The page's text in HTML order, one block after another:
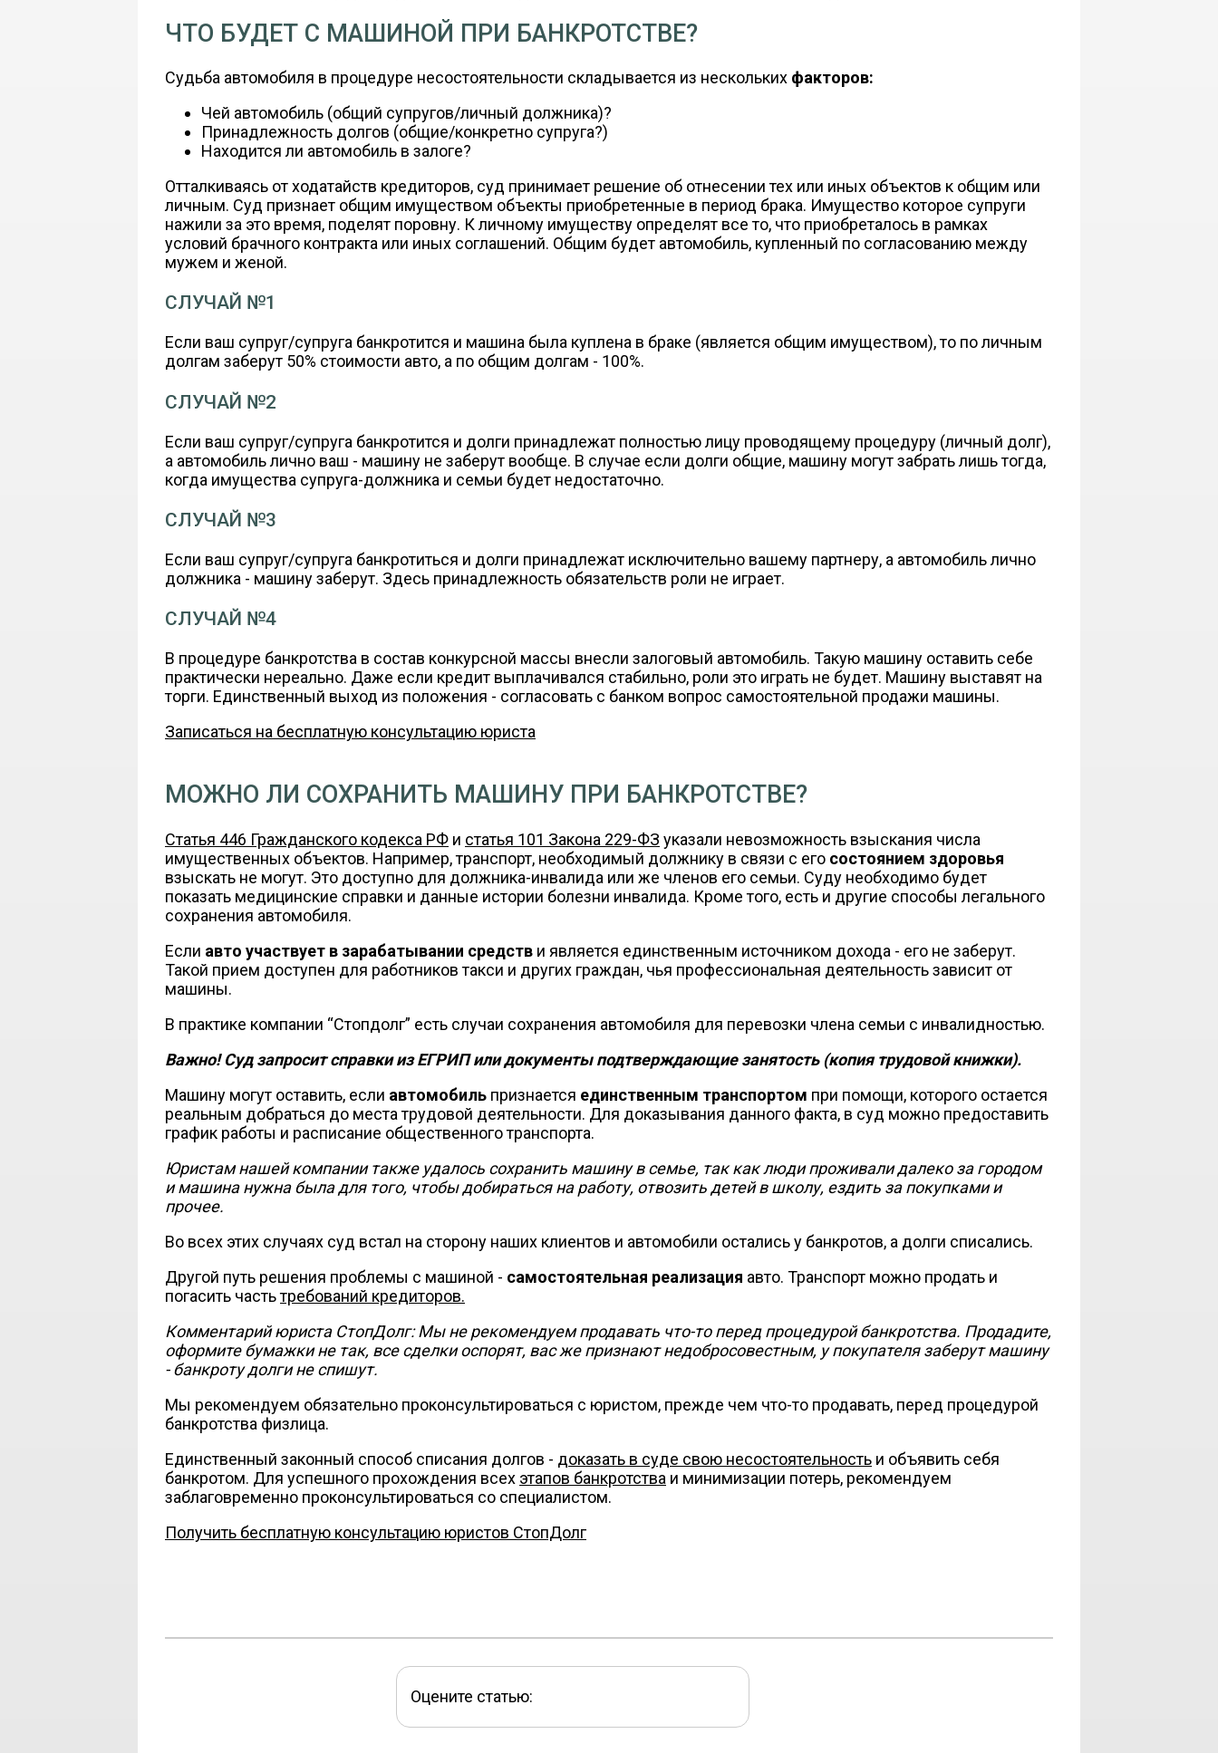
ЧТО БУДЕТ С МАШИНОЙ ПРИ БАНКРОТСТВЕ?
Судьба автомобиля в процедуре несостоятельности складывается из нескольких факторов:
Чей автомобиль (общий супругов/личный должника)?
Принадлежность долгов (общие/конкретно супруга?)
Находится ли автомобиль в залоге?
Отталкиваясь от ходатайств кредиторов, суд принимает решение об отнесении тех или иных объектов к общим или
личным. Суд признает общим имуществом объекты приобретенные в период брака. Имущество которое супруги
нажили за это время, поделят поровну. К личному имуществу определят все то, что приобреталось в рамках
условий брачного контракта или иных соглашений. Общим будет автомобиль, купленный по согласованию между
мужем и женой.
СЛУЧАЙ №1
Если ваш супруг/супруга банкротится и машина была куплена в браке (является общим имуществом), то по личным
долгам заберут 50% стоимости авто, а по общим долгам - 100%.
СЛУЧАЙ №2
Если ваш супруг/супруга банкротится и долги принадлежат полностью лицу проводящему процедуру (личный долг),
а автомобиль лично ваш - машину не заберут вообще. В случае если долги общие, машину могут забрать лишь тогда,
когда имущества супруга-должника и семьи будет недостаточно.
СЛУЧАЙ №3
Если ваш супруг/супруга банкротиться и долги принадлежат исключительно вашему партнеру, а автомобиль лично
должника - машину заберут. Здесь принадлежность обязательств роли не играет.
СЛУЧАЙ №4
В процедуре банкротства в состав конкурсной массы внесли залоговый автомобиль. Такую машину оставить себе
практически нереально. Даже если кредит выплачивался стабильно, роли это играть не будет. Машину выставят на
торги. Единственный выход из положения - согласовать с банком вопрос самостоятельной продажи машины.
Записаться на бесплатную консультацию юриста
МОЖНО ЛИ СОХРАНИТЬ МАШИНУ ПРИ БАНКРОТСТВЕ?
Статья 446 Гражданского кодекса РФ и статья 101 Закона 229-ФЗ указали невозможность взыскания числа
имущественных объектов. Например, транспорт, необходимый должнику в связи с его состоянием здоровья
взыскать не могут. Это доступно для должника-инвалида или же членов его семьи. Суду необходимо будет
показать медицинские справки и данные истории болезни инвалида. Кроме того, есть и другие способы легального
сохранения автомобиля.
Если авто участвует в зарабатывании средств и является единственным источником дохода - его не заберут.
Такой прием доступен для работников такси и других граждан, чья профессиональная деятельность зависит от
машины.
В практике компании “Стопдолг” есть случаи сохранения автомобиля для перевозки члена семьи с инвалидностью.
Важно! Суд запросит справки из ЕГРИП или документы подтверждающие занятость (копия трудовой книжки).
Машину могут оставить, если автомобиль признается единственным транспортом при помощи, которого остается
реальным добраться до места трудовой деятельности. Для доказывания данного факта, в суд можно предоставить
график работы и расписание общественного транспорта.
Юристам нашей компании также удалось сохранить машину в семье, так как люди проживали далеко за городом
и машина нужна была для того, чтобы добираться на работу, отвозить детей в школу, ездить за покупками и
прочее.
Во всех этих случаях суд встал на сторону наших клиентов и автомобили остались у банкротов, а долги списались.
Другой путь решения проблемы с машиной - самостоятельная реализация авто. Транспорт можно продать и
погасить частьтребований кредиторов.
Комментарий юриста СтопДолг: Мы не рекомендуем продавать что-то перед процедурой банкротства. Продадите,
оформите бумажки не так, все сделки оспорят, вас же признают недобросовестным, у покупателя заберут машину
- банкроту долги не спишут.
Мы рекомендуем обязательно проконсультироваться с юристом, прежде чем что-то продавать, перед процедурой
банкротства физлица.
Единственный законный способ списания долгов - доказать в суде свою несостоятельность и объявить себя
банкротом. Для успешного прохождения всех этапов банкротства и минимизации потерь, рекомендуем
заблаговременно проконсультироваться со специалистом.
Получить бесплатную консультацию юристов СтопДолг
Оцените статью: